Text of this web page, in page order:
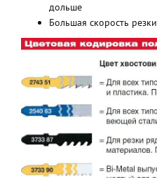
дольше
Большая скорость резки